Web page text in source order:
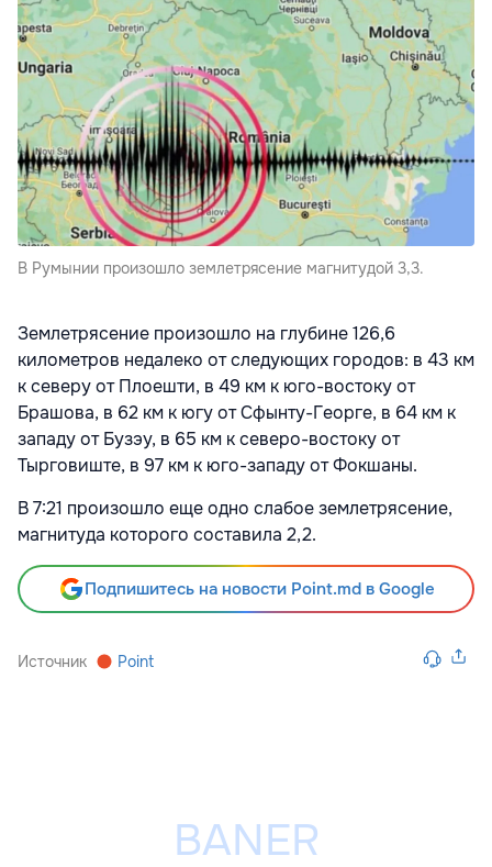
В Румынии произошло землетрясение магнитудой 3,3.
Землетрясение произошло на глубине 126,6
километров недалеко от следующих городов: в 43 км
к северу от Плоешти, в 49 км к юго-востоку от
Брашова, в 62 км к югу от Сфынту-Георге, в 64 км к
западу от Бузэу, в 65 км к северо-востоку от
Тырговиште, в 97 км к юго-западу от Фокшаны.
В 7:21 произошло еще одно слабое землетрясение,
магнитуда которого составила 2,2.
Подпишитесь на новости Point.md в Google
Источник Point